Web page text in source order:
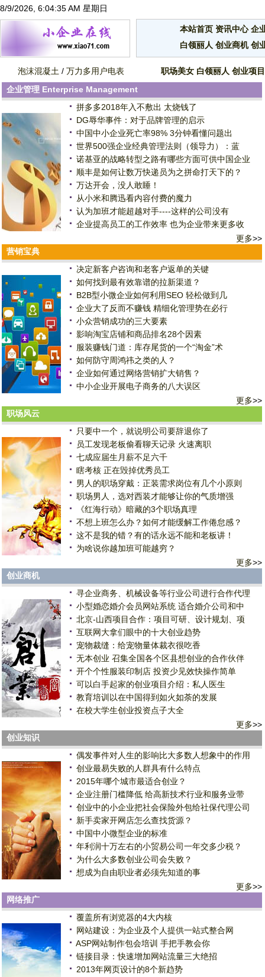
8/9/2026, 6:04:36 AM 星期日
本站首页 资讯中心 企
白领丽人 创业商机 创
泡沫混凝土 / 万力多用户电表 职场美女 白领丽人 创业项目
企业管理 Enterprise Management
拼多多2018年入不敷出 太烧钱了
DG辱华事件：对于品牌管理的启示
中国中小企业死亡率98% 3分钟看懂问题出
世界500强企业经典管理法则（领导力）：蓝
诺基亚的战略转型之路有哪些方面可供中国企业
顺丰是如何让数万快递员为之拼命打天下的？
万达开会，没人敢睡！
从小米和腾迅看内容付费的魔力
认为加班才能超越对手----这样的公司没有
企业提高员工的工作效率 也为企业带来更多收
更多>>
营销宝典
决定新客户咨询和老客户返单的关键
如何找到最有效靠谱的拉新渠道？
B2B型小微企业如何利用SEO 轻松做到几
企业大了反而不赚钱 精细化管理势在必行
小众营销成功的三大要素
影响淘宝店铺和商品排名28个因素
服装赚钱门道：库存尾货的一个“淘金”术
如何防守周鸿祎之类的人？
企业如何通过网络营销扩大销售？
中小企业开展电子商务的八大误区
更多>>
职场风云
只要中一个，就说明公司要辞退你了
员工发现老板偷看聊天记录 火速离职
七成应届生月薪不足六千
瞎考核 正在毁掉优秀员工
男人的职场穿戴：正装需求岗位有几个小原则
职场男人，选对西装才能够让你的气质增强
《红海行动》暗藏的3个职场真理
不想上班怎么办？如何才能缓解工作倦怠感？
这不是我的错？有的话永远不能和老板讲！
为啥说你越加班可能越穷？
更多>>
创业商机
寻企业商务、机械设备等行业公司进行合作代理
小型婚恋婚介会员网站系统 适合婚介公司和中
北京-山西项目合作：项目可研、设计规划、项
互联网大拿们眼中的十大创业趋势
宠物裁缝：给宠物量体裁衣很吃香
无本创业 召集全国各个区县想创业的合作伙伴
开个个性服装印制店 投资少见效快操作简单
可以白手起家的创业项目介绍：私人医生
教育培训以在中国得到如火如荼的发展
在校大学生创业投资点子大全
更多>>
创业知识
偶发事件对人生的影响比大多数人想象中的作用
创业最易失败的人群具有什么特点
2015年哪个城市最适合创业？
企业注册门槛降低 给高新技术行业和服务业带
创业中的小企业把社会保险外包给社保代理公司
新手卖家开网店怎么查找货源？
中国中小微型企业的标准
年利润十万左右的小贸易公司一年交多少税？
为什么大多数创业公司会失败？
想成为自由职业者必须先知道的事
更多>>
网络推广
覆盖所有浏览器的4大内核
网站建设：为企业及个人提供一站式整合网
ASP网站制作包会培训 手把手教会你
链接目录：快速增加网站流量三大绝招
2013年网页设计的8个新趋势